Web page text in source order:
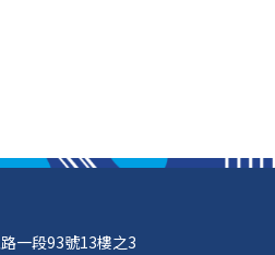
一段93號13樓之3